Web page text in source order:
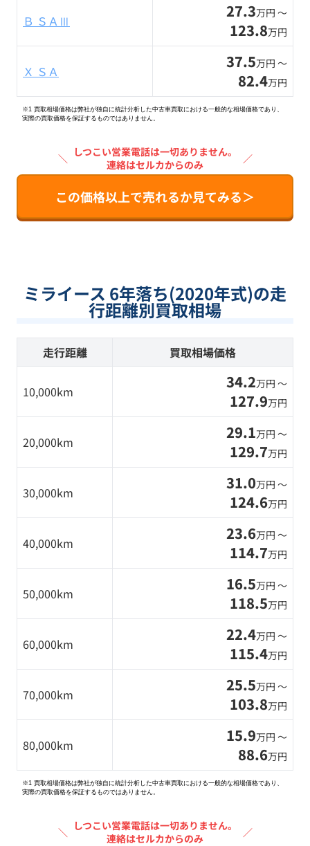
Ｂ ＳＡⅢ 27.3万円 〜
123.8万円
Ｘ ＳＡ 37.5万円 〜
82.4万円
※1 買取相場価格は弊社が独自に統計分析した中古車買取における一般的な相場価格であり、
実際の買取価格を保証するものではありません。
＼ しつこい営業電話は一切ありません。
連絡はセルカからのみ
／
この価格以上で売れるか見てみる＞
ミライース 6年落ち(2020年式)の走
行距離別買取相場
走行距離 買取相場価格
10,000km 34.2万円 〜
127.9万円
20,000km 29.1万円 〜
129.7万円
30,000km 31.0万円 〜
124.6万円
40,000km 23.6万円 〜
114.7万円
50,000km 16.5万円 〜
118.5万円
60,000km 22.4万円 〜
115.4万円
70,000km 25.5万円 〜
103.8万円
80,000km 15.9万円 〜
88.6万円
※1 買取相場価格は弊社が独自に統計分析した中古車買取における一般的な相場価格であり、
実際の買取価格を保証するものではありません。
＼ しつこい営業電話は一切ありません。
連絡はセルカからのみ
／